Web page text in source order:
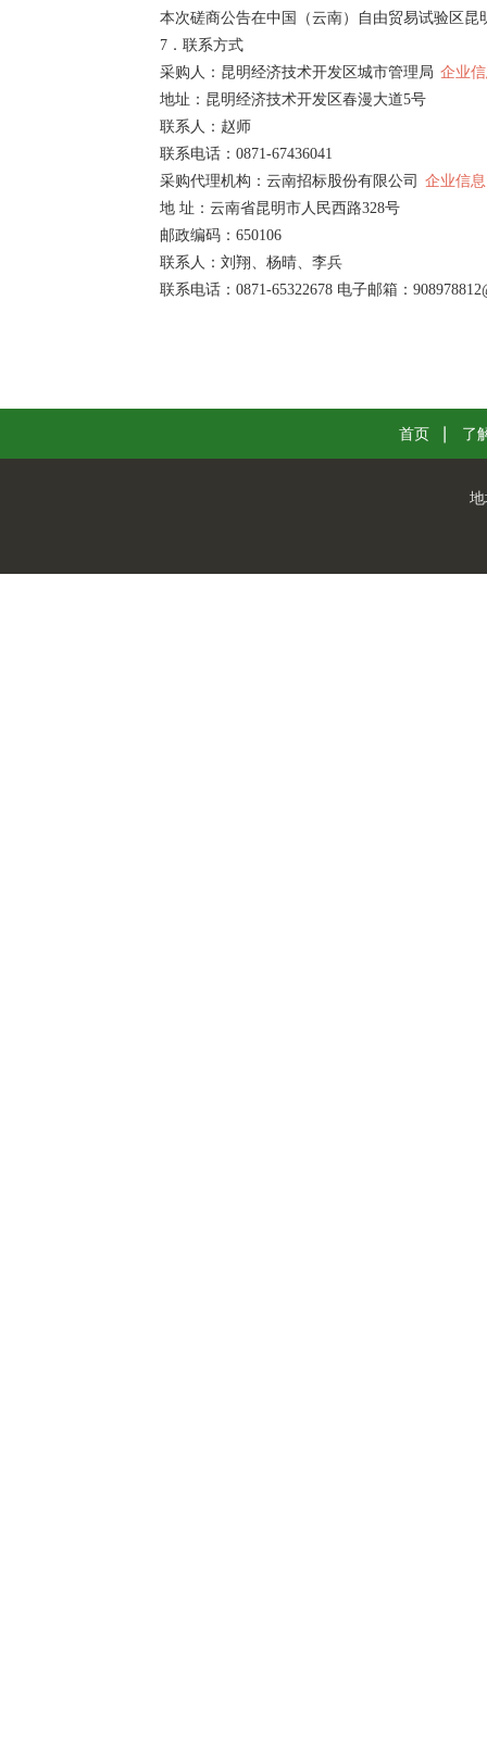
本次磋商公告在中国（云南）自由贸易试验区
7．联系方式
采购人：昆明经济技术开发区城市管理局 企业
地址：昆明经济技术开发区春漫大道5号
联系人：赵师
联系电话：0871-67436041
采购代理机构：云南招标股份有限公司
企业信息
地 址：云南省昆明市人民西路328号
邮政编码：650106
联系人：刘翔、杨晴、李兵
联系电话：0871-65322678 电子邮箱：
首页 了